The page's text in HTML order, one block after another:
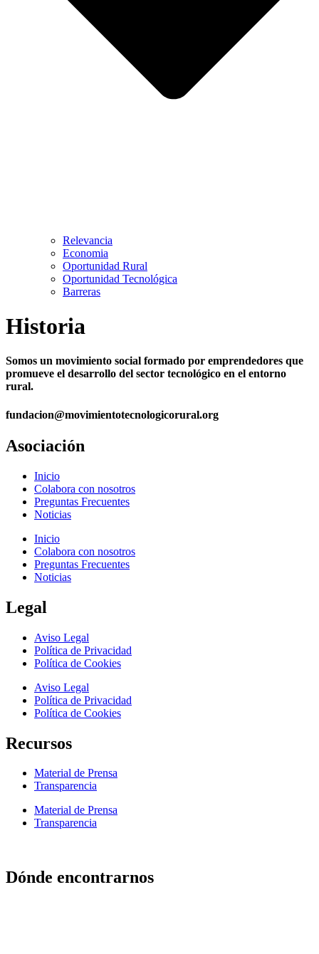
Relevancia
Economia
Oportunidad Rural
Oportunidad Tecnológica
Barreras
Historia
Somos un movimiento social formado por emprendedores que
promueve el desarrollo del sector tecnológico en el entorno
rural.
fundacion@movimientotecnologicorural.org
Asociación
Inicio
Colabora con nosotros
Preguntas Frecuentes
Noticias
Inicio
Colabora con nosotros
Preguntas Frecuentes
Noticias
Legal
Aviso Legal
Política de Privacidad
Política de Cookies
Aviso Legal
Política de Privacidad
Política de Cookies
Recursos
Material de Prensa
Transparencia
Material de Prensa
Transparencia
Dónde encontrarnos